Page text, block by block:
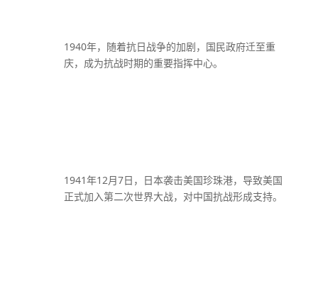
1940年，随着抗日战争的加剧，国民政府迁至重
庆，成为抗战时期的重要指挥中心。
1941年12月7日，日本袭击美国珍珠港，导致美国
正式加入第二次世界大战，对中国抗战形成支持。